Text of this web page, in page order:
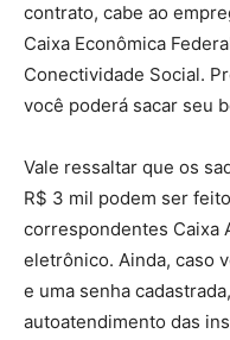
contrato, cabe ao
Caixa Econômica
Conectividade Social.
você poderá sacar seu
Vale ressaltar que os
R$ 3 mil podem ser
correspondentes Caixa
eletrônico. Ainda, caso
e uma senha
autoatendimento das